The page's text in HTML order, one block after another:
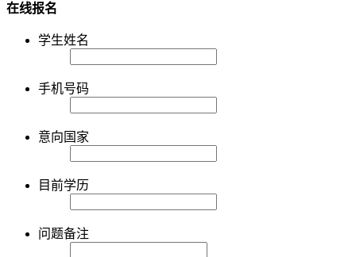
在线报名
学生姓名
手机号码
意向国家
目前学历
问题备注